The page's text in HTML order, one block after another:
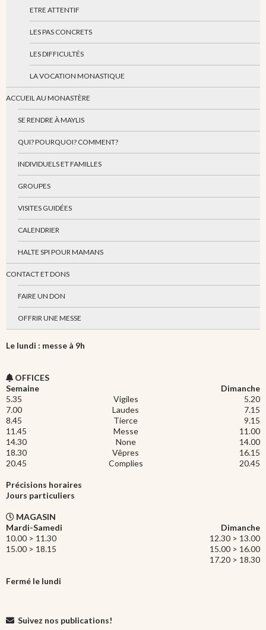
ETRE ATTENTIF
LES PAS CONCRETS
LES DIFFICULTÉS
LA VOCATION MONASTIQUE
ACCUEIL AU MONASTÈRE
SE RENDRE À MAYLIS
QUI? POURQUOI? COMMENT?
INDIVIDUELS ET FAMILLES
GROUPES
VISITES GUIDÉES
CALENDRIER
HALTE SPI POUR MAMANS
CONTACT ET DONS
FAIRE UN DON
OFFRIR UNE MESSE
Le lundi : messe à 9h
OFFICES
Semaine
Dimanche
5.35
Vigiles
5.20
7.00
Laudes
7.15
8.45
Tierce
9.15
11.45
Messe
11.00
14.30
None
14.00
18.30
Vêpres
16.15
20.45
Complies 20.45
Précisions horaires
Jours particuliers
MAGASIN
Mardi-Samedi
Dimanche
10.00 > 11.30
12.30 > 13.00
15.00 > 18.15
15.00 > 16.00
17.20 > 18.30
Fermé le lundi
Suivez nos publications!